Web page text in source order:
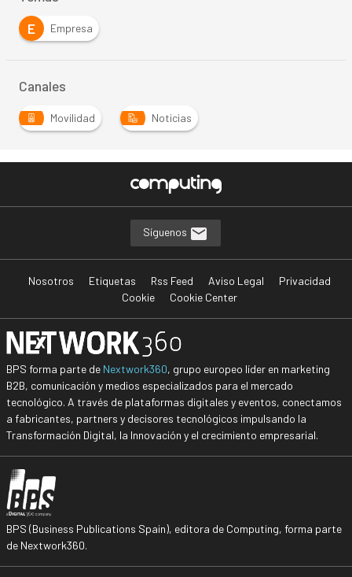
E
Empresa
Canales
Movilidad Noticias
Síguenos
Nosotros Etiquetas Rss Feed Aviso Legal
Privacidad
Cookie
Cookie Center
BPS forma parte de Nextwork360, grupo europeo líder en marketing
B2B, comunicación y medios especializados para el mercado
tecnológico. A través de plataformas digitales y eventos, conectamos
a fabricantes, partners y decisores tecnológicos impulsando la
Transformación Digital, la Innovación y el crecimiento empresarial.
BPS (Business Publications Spain), editora de Computing, forma parte
de Nextwork360.